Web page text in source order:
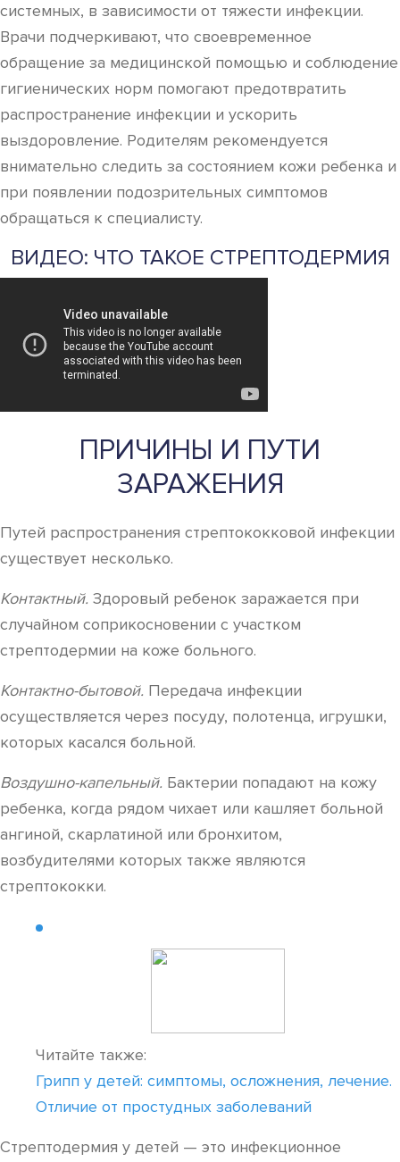
системных, в зависимости от тяжести инфекции.
Врачи подчеркивают, что своевременное
обращение за медицинской помощью и соблюдение
гигиенических норм помогают предотвратить
распространение инфекции и ускорить
выздоровление. Родителям рекомендуется
внимательно следить за состоянием кожи ребенка и
при появлении подозрительных симптомов
обращаться к специалисту.
ВИДЕО: ЧТО ТАКОЕ СТРЕПТОДЕРМИЯ
ПРИЧИНЫ И ПУТИ
ЗАРАЖЕНИЯ
Путей распространения стрептококковой инфекции
существует несколько.
Контактный. Здоровый ребенок заражается при
случайном соприкосновении с участком
стрептодермии на коже больного.
Контактно-бытовой. Передача инфекции
осуществляется через посуду, полотенца, игрушки,
которых касался больной.
Воздушно-капельный. Бактерии попадают на кожу
ребенка, когда рядом чихает или кашляет больной
ангиной, скарлатиной или бронхитом,
возбудителями которых также являются
стрептококки.
Читайте также:
Грипп у детей: симптомы, осложнения, лечение.
Отличие от простудных заболеваний
Стрептодермия у детей — это инфекционное